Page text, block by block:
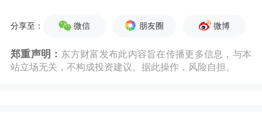
分享至： 微信 朋友圈 微博
郑重声明： 东方财富发布此内容旨在传播更多信息，与本
站立场无关，不构成投资建议。据此操作，风险自担。